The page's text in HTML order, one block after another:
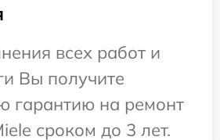
всех работ и
Вы получите
гарантию на ремонт
сроком до 3 лет.